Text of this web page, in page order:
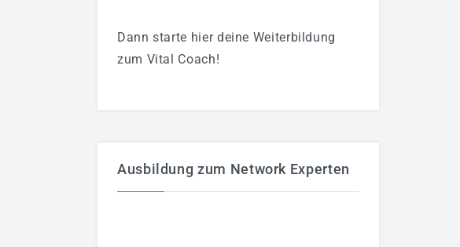
Dann starte hier deine Weiterbildung
zum Vital Coach!
Ausbildung zum Network Experten